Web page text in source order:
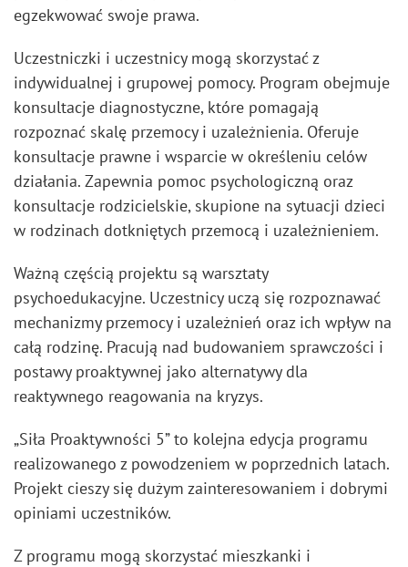
egzekwować swoje prawa.
Uczestniczki i uczestnicy mogą skorzystać z
indywidualnej i grupowej pomocy. Program obejmuje
konsultacje diagnostyczne, które pomagają
rozpoznać skalę przemocy i uzależnienia. Oferuje
konsultacje prawne i wsparcie w określeniu celów
działania. Zapewnia pomoc psychologiczną oraz
konsultacje rodzicielskie, skupione na sytuacji dzieci
w rodzinach dotkniętych przemocą i uzależnieniem.
Ważną częścią projektu są warsztaty
psychoedukacyjne. Uczestnicy uczą się rozpoznawać
mechanizmy przemocy i uzależnień oraz ich wpływ na
całą rodzinę. Pracują nad budowaniem sprawczości i
postawy proaktywnej jako alternatywy dla
reaktywnego reagowania na kryzys.
„Siła Proaktywności 5” to kolejna edycja programu
realizowanego z powodzeniem w poprzednich latach.
Projekt cieszy się dużym zainteresowaniem i dobrymi
opiniami uczestników.
Z programu mogą skorzystać mieszkanki i